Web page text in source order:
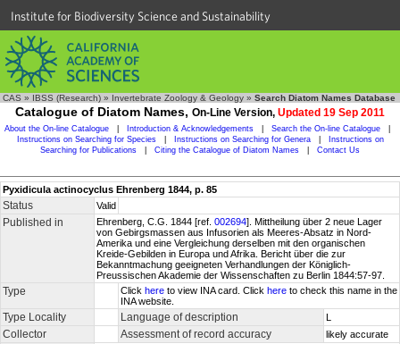
Institute for Biodiversity Science and Sustainability
CAS » IBSS (Research) » Invertebrate Zoology & Geology » Search Diatom Names Database
Catalogue of Diatom Names, On-Line Version, Updated 19 Sep 2011
About the On-line Catalogue Introduction & Acknowledgements Search the On-line Catalogue
Instructions on Searching for Species
Instructions on Searching for Genera
Instructions on
Searching for Publications
Citing the Catalogue of Diatom Names Contact Us
Pyxidicula actinocyclus Ehrenberg 1844, p. 85
Status Valid
Published in Ehrenberg, C.G. 1844 [ref. 002694]. Mittheilung über 2 neue Lager
von Gebirgsmassen aus Infusorien als Meeres-Absatz in Nord-
Amerika und eine Vergleichung derselben mit den organischen
Kreide-Gebilden in Europa und Afrika. Bericht über die zur
Bekanntmachung geeigneten Verhandlungen der Königlich-
Preussischen Akademie der Wissenschaften zu Berlin 1844:57-97.
Type Click here to view INA card. Click here to check this name in the
INA website.
Type Locality Language of description L
Collector Assessment of record accuracy likely accurate